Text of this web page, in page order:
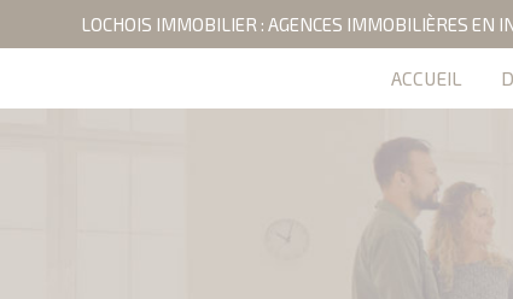
LOCHOIS IMMOBILIER : AGENCES IMMOBILIÈRES EN
ACCUEIL